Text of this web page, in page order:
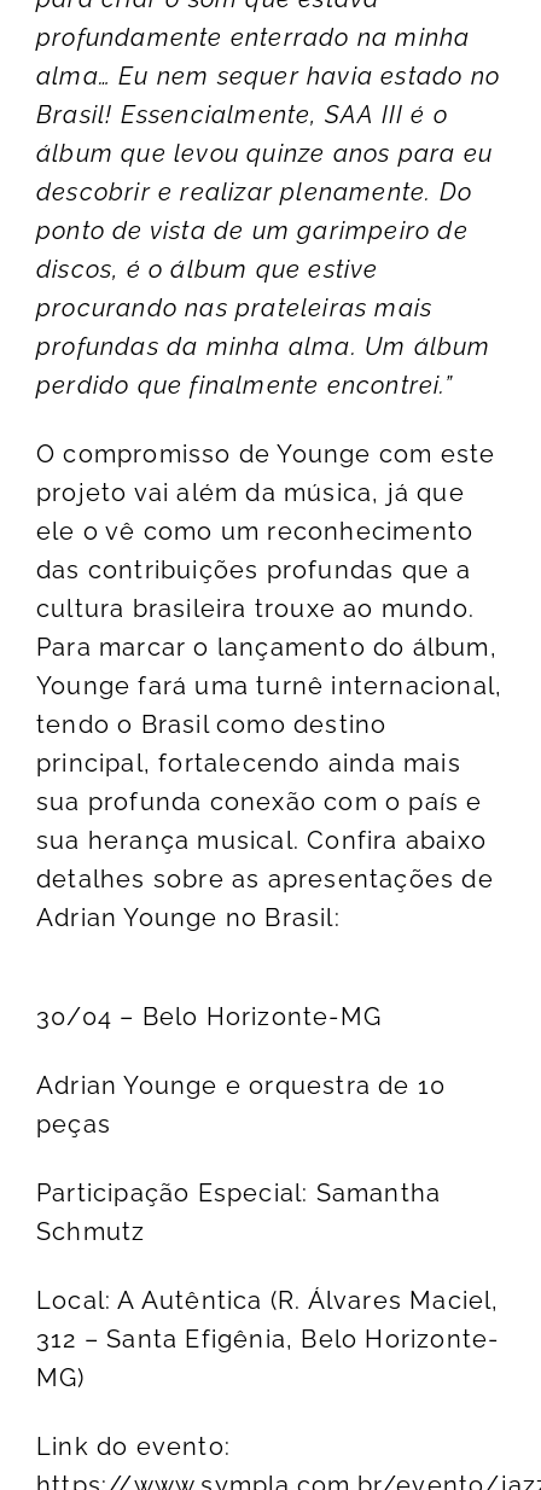
profundamente enterrado na minha
alma… Eu nem sequer havia estado no
Brasil! Essencialmente, SAA III é o
álbum que levou quinze anos para eu
descobrir e realizar plenamente. Do
ponto de vista de um garimpeiro de
discos, é o álbum que estive
procurando nas prateleiras mais
profundas da minha alma. Um álbum
perdido que finalmente encontrei.”
O compromisso de Younge com este
projeto vai além da música, já que
ele o vê como um reconhecimento
das contribuições profundas que a
cultura brasileira trouxe ao mundo.
Para marcar o lançamento do álbum,
Younge fará uma turnê internacional,
tendo o Brasil como destino
principal, fortalecendo ainda mais
sua profunda conexão com o país e
sua herança musical. Confira abaixo
detalhes sobre as apresentações de
Adrian Younge no Brasil:
30/04 – Belo Horizonte-MG
Adrian Younge e orquestra de 10
peças
Participação Especial: Samantha
Schmutz
Local: A Autêntica (R. Álvares Maciel,
312 – Santa Efigênia, Belo Horizonte-
MG)
Link do evento: